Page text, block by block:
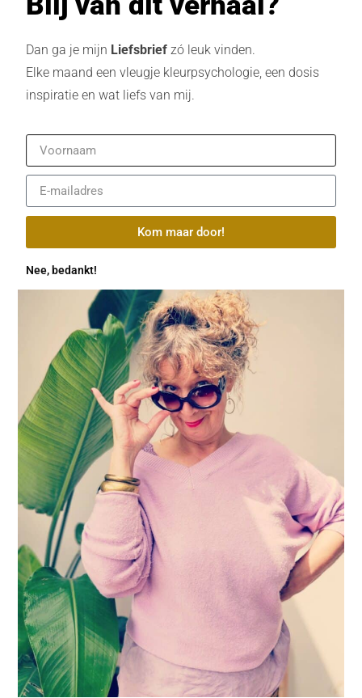
16 maart 2020
Thuiswerken? Deze kleur helpt je bij focus.
De wereld op zijn kop
Dan ga je mijn Liefsbrief zó leuk vinden.
Elke maand een vleugje kleurpsychologie, een dosis
inspiratie en wat liefs van mij.
Kom maar door!
Nee, bedankt!